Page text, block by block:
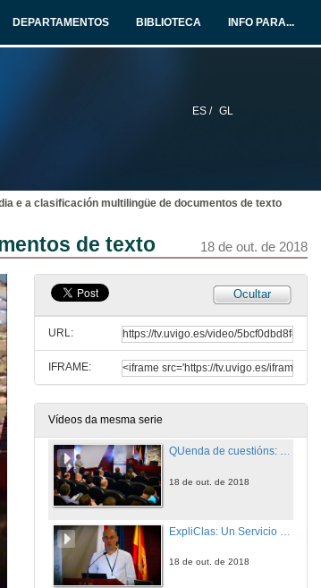
DEPARTAMENTOS BIBLIOTECA INFO PARA...
ES / GL
e a clasificación multilingüe de documentos de texto
de texto 18 de out. de 2018
Ocultar
URL:
IFRAME:
Vídeos da mesma serie
18 de out. de 2018
Quenda de cuestións: Living the AI era: tales of Machine Learning and data
Machine Learning, Wikipedia e a clasificación multilingüe de documentos de texto
18 de out. de 2018
QUenda de cuestións: Machine Learning, Wikipedia e a clasificación multilingüe de documentos de texto
18 de out. de 2018
18 de out. de 2018